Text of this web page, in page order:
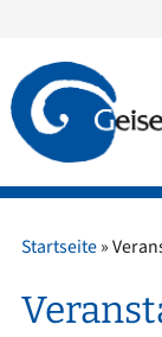
Startseite»